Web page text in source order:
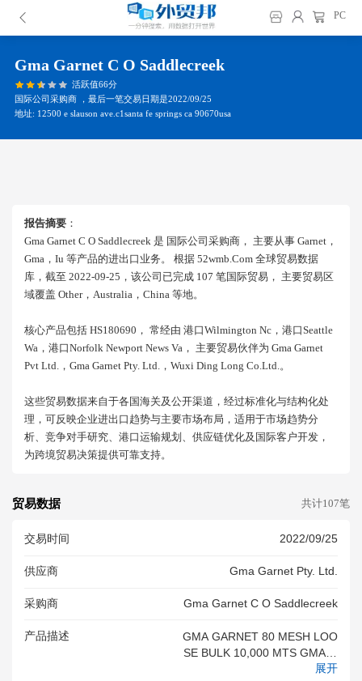
PC
Gma Garnet C O Saddlecreek
活跃值66分
国际公司采购商 ，最后一笔交易日期是2022/09/25
地址: 12500 e slauson ave.c1santa fe springs ca 90670usa
报告摘要 ：
Gma Garnet C O Saddlecreek 是 国际公司采购商， 主要从事 Garnet，
Gma，iu 等产品的进出口业务。 根据 52wmb.com 全球贸易数据
库，截至 2022-09-25，该公司已完成 107 笔国际贸易， 主要贸易区
域覆盖 Other，australia，china 等地。
核心产品包括 HS180690， 常经由 港口wilmington Nc，港口seattle
Wa，港口norfolk Newport News Va， 主要贸易伙伴为 Gma Garnet
Pvt Ltd.，gma Garnet Pty. Ltd.，wuxi Ding Long Co.ltd.。
这些贸易数据来自于各国海关及公开渠道，经过标准化与结构化处
理，可反映企业进出口趋势与主要市场布局，适用于市场趋势分
析、竞争对手研究、港口运输规划、供应链优化及国际客户开发，
为跨境贸易决策提供可靠支持。
贸易数据 共计107笔
交易时间 2022/09/25
供应商 Gma Garnet Pty. Ltd.
采购商 Gma Garnet C O Saddlecreek
产品描述
GMA GARNET 80 MESH LOO
SE BULK 10,000 MTS GMA G
ARNET PREMIUMBLAST LO
展开